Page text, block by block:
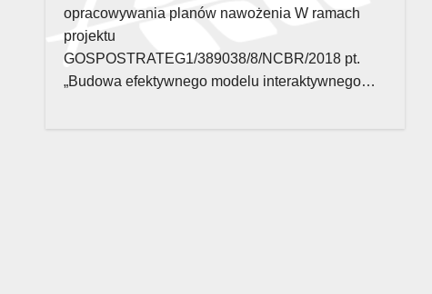
opracowywania planów nawożenia W ramach
projektu
GOSPOSTRATEG1/389038/8/NCBR/2018 pt.
„Budowa efektywnego modelu interaktywnego…